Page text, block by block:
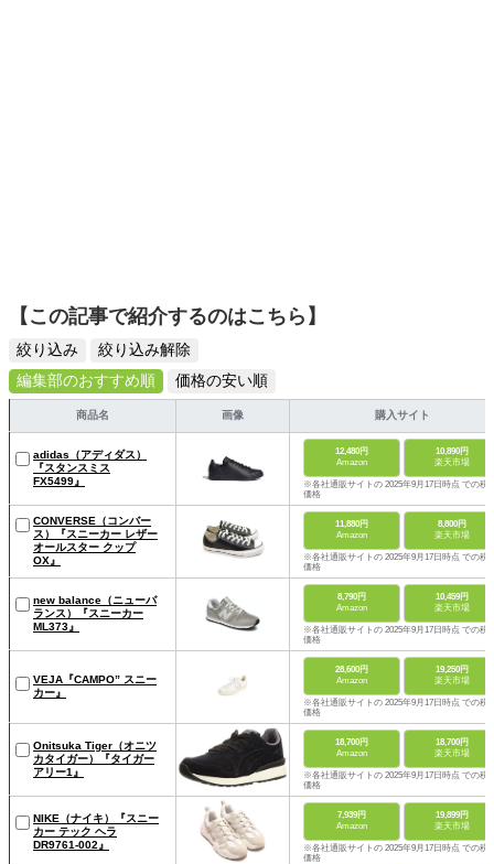
【この記事で紹介するのはこちら】
絞り込み
絞り込み解除
編集部のおすすめ順
価格の安い順
商品名 画像 購入サイト
adidas（アディダス）
『スタンスミス
FX5499』
12,480円
Amazon
10,890円
楽天市場
※各社通販サイトの 2025年9月17日時点 での税
価格
CONVERSE（コンバー
ス）『スニーカー レザー
オールスター クップ
OX』
11,880円
Amazon
8,800円
楽天市場
※各社通販サイトの 2025年9月17日時点 での税
価格
new balance（ニューバ
ランス）『スニーカー
ML373』
8,790円
Amazon
10,459円
楽天市場
※各社通販サイトの 2025年9月17日時点 での税
価格
VEJA『CAMPO” スニー
カー』
28,600円
Amazon
19,250円
楽天市場
※各社通販サイトの 2025年9月17日時点 での税
価格
Onitsuka Tiger（オニツ
カタイガー）『タイガー
アリー1』
18,700円
Amazon
18,700円
楽天市場
※各社通販サイトの 2025年9月17日時点 での税
価格
NIKE（ナイキ）『スニー
カー テック ヘラ
DR9761-002』
7,939円
Amazon
19,899円
楽天市場
※各社通販サイトの 2025年9月17日時点 での税
価格